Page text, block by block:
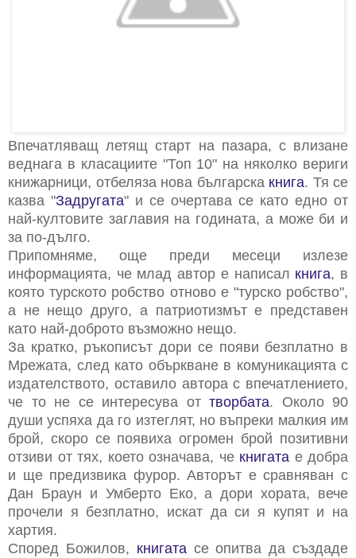
Впечатляващ летящ старт на пазара, с влизане
веднага в класациите "Топ 10" на няколко вериги
книжарници, отбеляза нова българска книга. Тя се
казва "Задругата" и се очертава се като едно от
най-култовите заглавия на годината, а може би и
за по-дълго.
Припомняме, още преди месеци излезе
информацията, че млад автор е написал книга, в
която турското робство отново е "турско робство",
а не нещо друго, а патриотизмът е представен
като най-доброто възможно нещо.
За кратко, ръкописът дори се появи безплатно в
Мрежата, след като объркване в комуникацията с
издателството, оставило автора с впечатлението,
че то не се интересува от творбата. Около 90
души успяха да го изтеглят, но въпреки малкия им
брой, скоро се появиха огромен брой позитивни
отзиви от тях, което означава, че книгата е добра
и ще предизвика фурор. Авторът е сравняван с
Дан Браун и Умберто Еко, а дори хората, вече
прочели я безплатно, искат да си я купят и на
хартия.
Според Божилов, книгатасе опитва да създаде